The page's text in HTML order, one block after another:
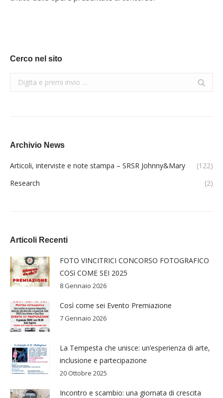
Cerco nel sito
Search:
Archivio News
Articoli, interviste e note stampa – SRSR Johnny&Mary
(122)
Research
(2)
Articoli Recenti
FOTO VINCITRICI CONCORSO FOTOGRAFICO
COSì COME SEI 2025
8 Gennaio 2026
Così come sei Evento Premiazione
7 Gennaio 2026
La Tempesta che unisce: un’esperienza di arte,
inclusione e partecipazione
20 Ottobre 2025
Incontro e scambio: una giornata di crescita